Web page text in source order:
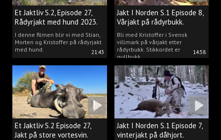
21:43
Et Jaktliv S.2, Episode 27,
Rådyrjakt med hund 2023.
I denne filmen blir vi med Stian,
Morten og Kristoffer på rådyrjakt
med hund.
14:58
Jakt I Norden S.1 Episode 8,
Vårjakt på rådyrbukk.
Bli med Kristoffer i Svensk
villmark på vårjakt etter
rådyrbukk. Stikkordet er
gullbukk.
Et Jaktliv S.2 Episode 27,
Jakt på store vortesvin.
Jakt I Norden S.1 Episode 7,
vinterjakt på dåhjort.